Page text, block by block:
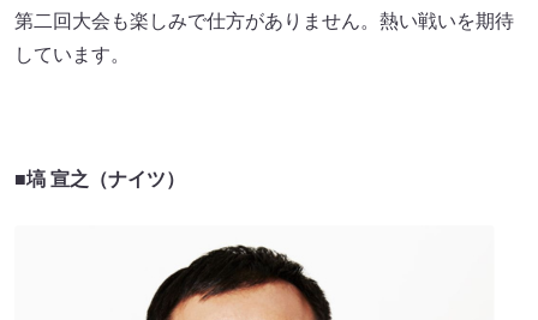
第二回大会も楽しみで仕方がありません。熱い戦いを期待
しています。
■塙 宣之（ナイツ）